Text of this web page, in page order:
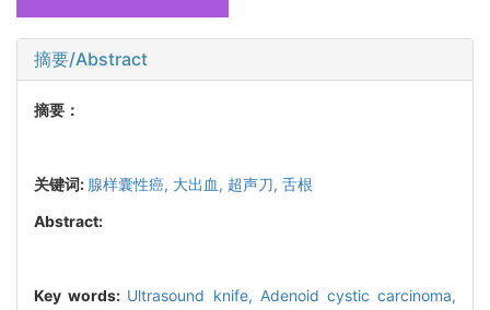
摘要/Abstract
摘要：
关键词: 腺样囊性癌, 大出血, 超声刀, 舌根
Abstract:
Key words: Ultrasound knife, Adenoid cystic carcinoma,